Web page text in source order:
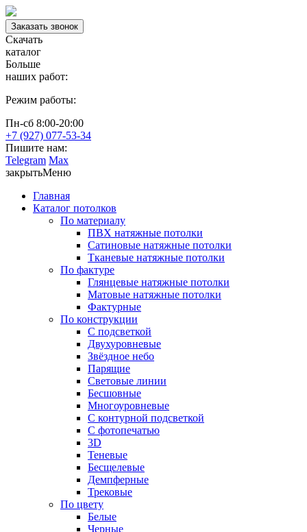
Заказать звонок
Скачать
каталог
Больше
наших работ:
Режим работы:
Пн-сб 8:00-20:00
+7 (927) 077-53-34
Пишите нам:
Telegram Max
закрытьМеню
Главная
Каталог потолков
По материалу
ПВХ натяжные потолки
Сатиновые натяжные потолки
Тканевые натяжные потолки
По фактуре
Глянцевые натяжные потолки
Матовые натяжные потолки
Фактурные
По конструкции
С подсветкой
Двухуровневые
Звёздное небо
Парящие
Световые линии
Бесшовные
Многоуровневые
С контурной подсветкой
С фотопечатью
3D
Теневые
Бесщелевые
Демпферные
Трековые
По цвету
Белые
Черные